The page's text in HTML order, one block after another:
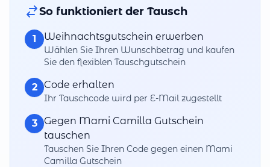
So funktioniert der Tausch
1 Weihnachtsgutschein erwerben
Wählen Sie Ihren Wunschbetrag und kaufen
Sie den flexiblen Tauschgutschein
2 Code erhalten
Ihr Tauschcode wird per E-Mail zugestellt
3
Gegen Mami Camilla Gutschein
tauschen
Tauschen Sie Ihren Code gegen einen Mami
Camilla Gutschein